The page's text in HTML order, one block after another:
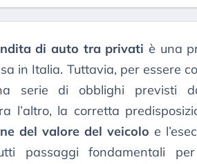
di auto tra privati è una
in Italia. Tuttavia, per essere
serie di obblighi previsti
l’altro, la corretta
del valore del veicolo e
passaggi fondamentali
2026